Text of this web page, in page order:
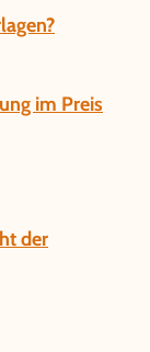
im Preis
der